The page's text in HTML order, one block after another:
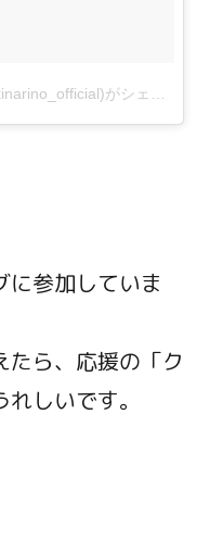
に参加していま
たら、応援の「ク
しいです。